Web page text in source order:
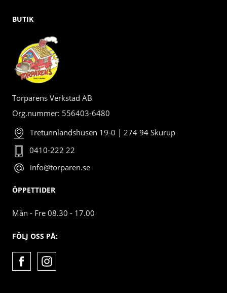
BUTIK
Torparens Verkstad AB
Org.nummer: 556403-6480
Tretunnlandshusen 19-0 | 274 94 Skurup
0410-222 22
info@torparen.se
ÖPPETTIDER
Mån - Fre 08.30 - 17.00
FÖLJ OSS PÅ: